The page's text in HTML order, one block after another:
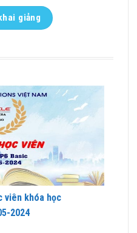
giảng
viên khóa học
2024